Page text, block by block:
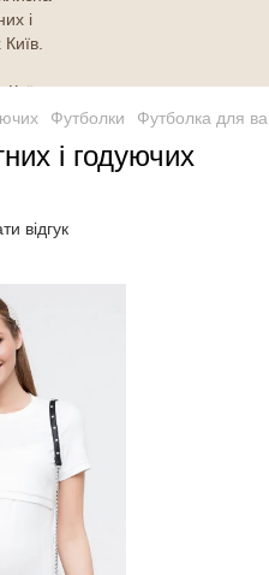
Футболки Футболка для
і годуючих
відгук